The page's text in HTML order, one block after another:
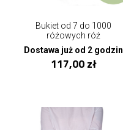
Bukiet od 7 do 1000
różowych róż
Dostawa już od 2 godzin
117,00 zł